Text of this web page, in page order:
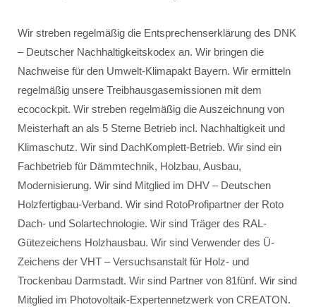
Wir streben regelmäßig die Entsprechenserklärung des DNK
– Deutscher Nachhaltigkeitskodex an. Wir bringen die
Nachweise für den Umwelt-Klimapakt Bayern. Wir ermitteln
regelmäßig unsere Treibhausgasemissionen mit dem
ecocockpit. Wir streben regelmäßig die Auszeichnung von
Meisterhaft an als 5 Sterne Betrieb incl. Nachhaltigkeit und
Klimaschutz. Wir sind DachKomplett-Betrieb. Wir sind ein
Fachbetrieb für Dämmtechnik, Holzbau, Ausbau,
Modernisierung. Wir sind Mitglied im DHV – Deutschen
Holzfertigbau-Verband. Wir sind RotoProfipartner der Roto
Dach- und Solartechnologie. Wir sind Träger des RAL-
Gütezeichens Holzhausbau. Wir sind Verwender des Ü-
Zeichens der VHT – Versuchsanstalt für Holz- und
Trockenbau Darmstadt. Wir sind Partner von 81fünf. Wir sind
Mitglied im Photovoltaik-Expertennetzwerk von CREATON.